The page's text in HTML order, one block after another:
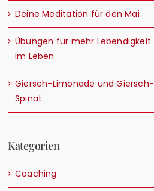
Deine Meditation für den Mai
Übungen für mehr Lebendigkeit
im Leben
Giersch-Limonade und Giersch-
Spinat
Kategorien
Coaching